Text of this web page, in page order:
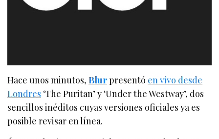
Hace unos minutos,Blurpresentó en vivo desde
Londres ‘The Puritan’ y ‘Under the Westway’, dos
sencillos inéditos cuyas versiones oficiales ya es
posible revisar en línea.